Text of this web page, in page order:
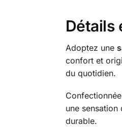
Détails
Adoptez une
confort et
du quotidien.
une
durable.